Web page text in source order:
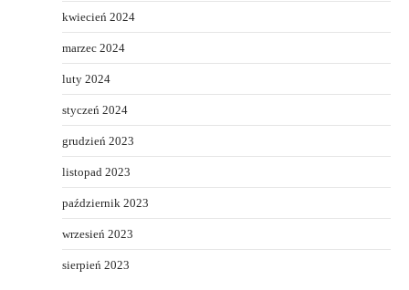
kwiecień 2024
marzec 2024
luty 2024
styczeń 2024
grudzień 2023
listopad 2023
październik 2023
wrzesień 2023
sierpień 2023